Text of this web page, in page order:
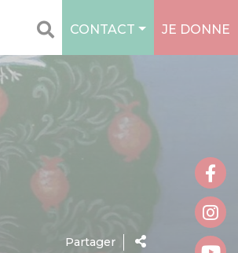
CONTACT JE DONNE
Partager